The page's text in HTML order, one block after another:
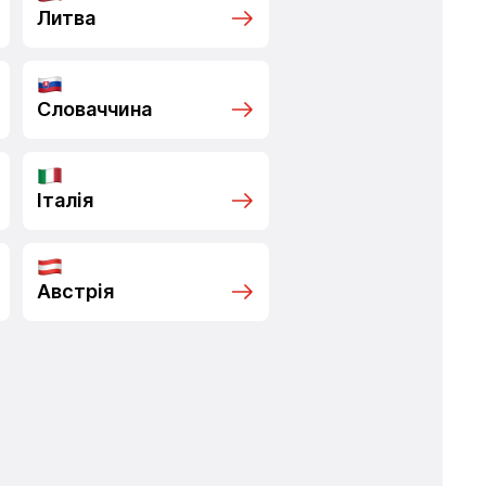
Литва
Словаччина
Італія
Австрія